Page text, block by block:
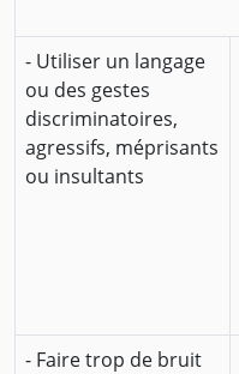
- Utiliser un langage
ou des gestes
discriminatoires,
agressifs, méprisants
ou insultants
- Faire trop de bruit